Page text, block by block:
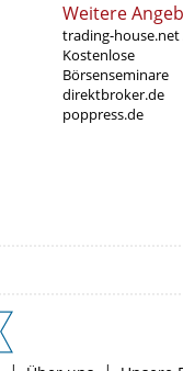
Weitere
trading-house.net
Kostenlose
Börsenseminare
direktbroker.de
poppress.de